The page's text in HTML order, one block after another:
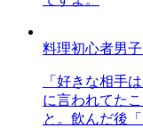
料理初心者男
「好きな相手
に言われてた
と。飲んだ後